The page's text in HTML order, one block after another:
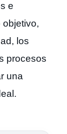
e
los
procesos
una